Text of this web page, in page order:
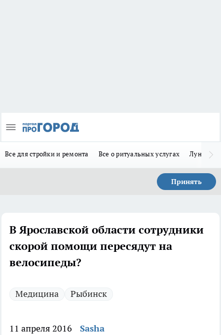
Все для стройки и ремонта Все о ритуальных услугах Лунно-
Принять
В Ярославской области сотрудники
скорой помощи пересядут на
велосипеды?
Медицина Рыбинск
11 апреля 2016
Sasha